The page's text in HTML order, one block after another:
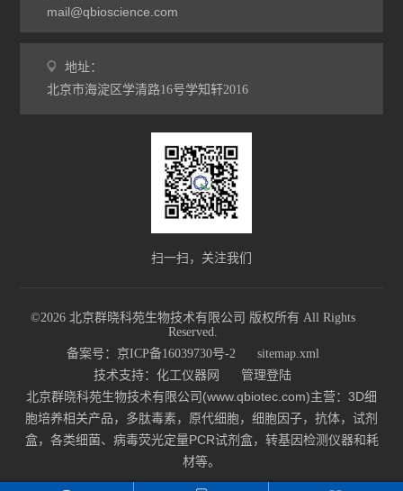
mail@qbioscience.com
地址：
北京市海淀区学清路16号学知轩2016
扫一扫，关注我们
©2026 北京群晓科苑生物技术有限公司 版权所有 All Rights
Reserved.
备案号：京ICP备16039730号-2
sitemap.xml
技术支持： 化工仪器网 管理登陆
北京群晓科苑生物技术有限公司(www.qbiotec.com)主营：3D细
胞培养相关产品，多肽毒素，原代细胞，细胞因子，抗体，试剂
盒，各类细菌、病毒荧光定量PCR试剂盒，转基因检测仪器和耗
材等。